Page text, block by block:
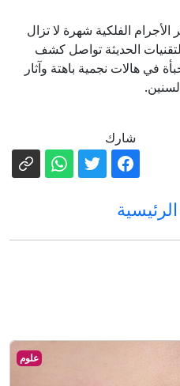
الفلكية شهرة لا تزال
الحديثة تواصل كشف
في هالات نجمية باهتة وآثار
شارك
علوم